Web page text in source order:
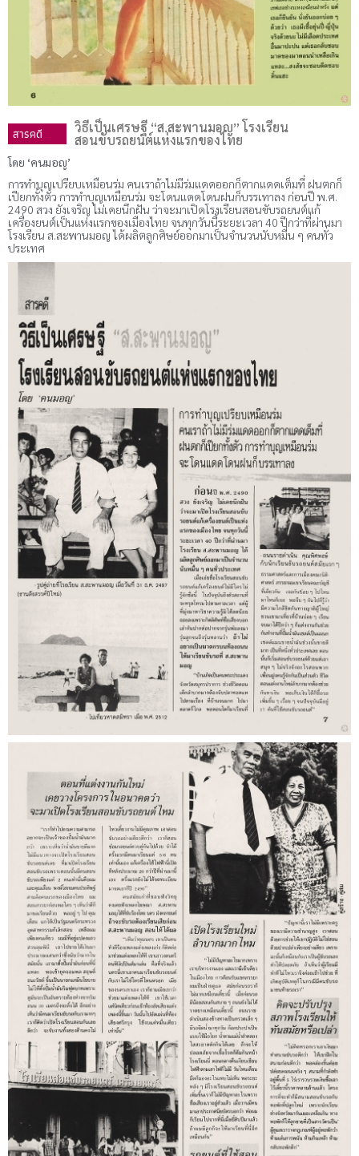
สารคดี วิธีเป็นเศรษฐี “ส.สะพานมอญ” โรงเรียน
สอนขับรถยนต์แห่งแรกของไทย
โดย ‘คนมอญ’
การทําบุญเปรียบเหมือนร่ม คนเราถ้าไม่มีร่มแดดออกก็ตากแดดเต็มที่ ฝนตกก็
เปียกทั้งตัว การทําบุญเหมือนร่ม จะโดนแดดโดนฝนก็บรรเทาลง ก่อนปี พ.ศ.
2490 สวง ยังเจริญ ไม่เคยนึกฝัน ว่าจะมาเปิดโรงเรียนสอนขับรถยนต์แก้
เครื่องยนต์เป็นแห่งแรกของเมืองไทย จนทุกวันนี้ระยะเวลา 40 ปีกว่าที่ผ่านมา
โรงเรียน ส.สะพานมอญ ได้ผลิตลูกศิษย์ออกมาเป็นจํานวนนับหมื่น ๆ คนทั่ว
ประเทศ